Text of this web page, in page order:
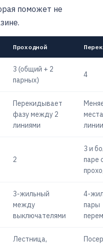
поможет не
Проходной
3 (общий + 2
парных)
4
Перекидывает
фазу между 2
линиями
линии
2
3 и
паре
3-жильный
между
выключателями
4-
пары
Лестница,